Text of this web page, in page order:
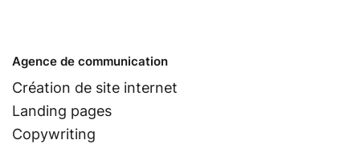
Agence de communication
Création de site internet
Landing pages
Copywriting